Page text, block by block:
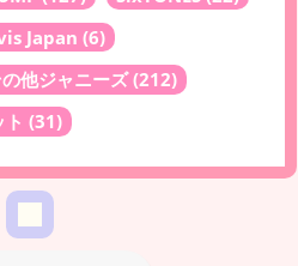
Japan (6)
他ジャニーズ(212)
(31)